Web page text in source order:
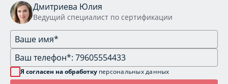
Дмитриева Юлия
Ведущий специалист по сертификации
Я согласен на обработку персональных данных